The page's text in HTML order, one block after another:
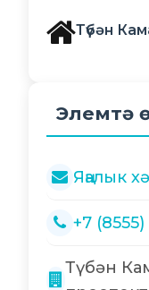
Түбән
Элемтә
Яңалык
+7
Түбән